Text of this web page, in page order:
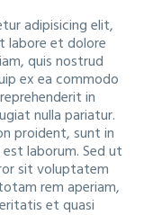
adipisicing elit,
labore et dolore
quis nostrud
ex ea commodo
in
nulla pariatur.
proident, sunt in
laborum. Sed ut
sit voluptatem
rem aperiam,
et quasi